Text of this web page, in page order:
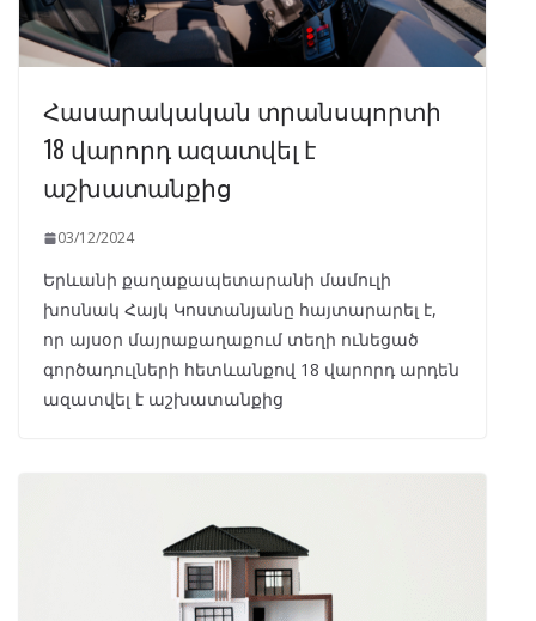
Հասարակական տրանսպորտի
18 վարորդ ազատվել է
աշխատանքից
03/12/2024
Երևանի քաղաքապետարանի մամուլի
խոսնակ Հայկ Կոստանյանը հայտարարել է,
որ այսօր մայրաքաղաքում տեղի ունեցած
գործադուլների հետևանքով 18 վարորդ արդեն
ազատվել է աշխատանքից